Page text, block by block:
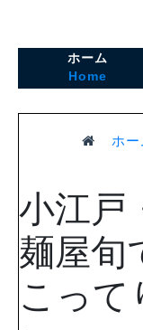
ホーム
Home
ホー
小江戸
麺屋旬
こって